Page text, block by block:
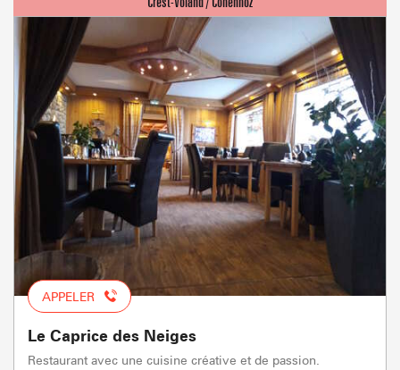
APPELER
Le Caprice des Neiges
Restaurant avec une cuisine créative et de passion.